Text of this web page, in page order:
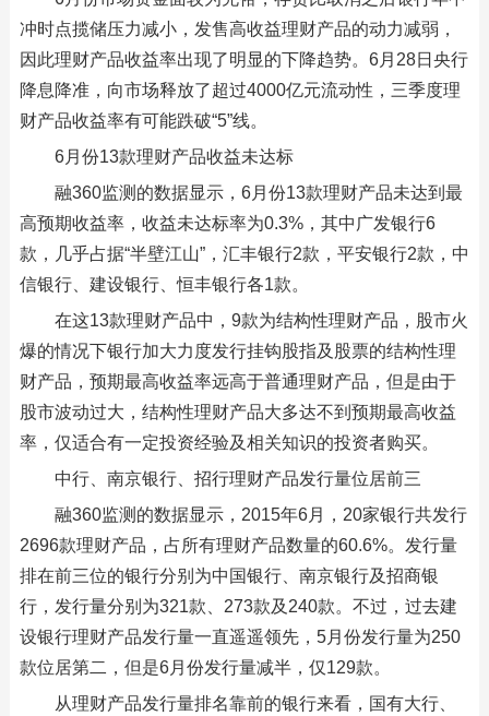
冲时点揽储压力减小，发售高收益理财产品的动力减弱，
因此理财产品收益率出现了明显的下降趋势。6月28日央行
降息降准，向市场释放了超过4000亿元流动性，三季度理
财产品收益率有可能跌破“5”线。
6月份13款理财产品收益未达标
融360监测的数据显示，6月份13款理财产品未达到最
高预期收益率，收益未达标率为0.3%，其中广发银行6
款，几乎占据“半壁江山”，汇丰银行2款，平安银行2款，中
信银行、建设银行、恒丰银行各1款。
在这13款理财产品中，9款为结构性理财产品，股市火
爆的情况下银行加大力度发行挂钩股指及股票的结构性理
财产品，预期最高收益率远高于普通理财产品，但是由于
股市波动过大，结构性理财产品大多达不到预期最高收益
率，仅适合有一定投资经验及相关知识的投资者购买。
中行、南京银行、招行理财产品发行量位居前三
融360监测的数据显示，2015年6月，20家银行共发行
2696款理财产品，占所有理财产品数量的60.6%。发行量
排在前三位的银行分别为中国银行、南京银行及招商银
行，发行量分别为321款、273款及240款。不过，过去建
设银行理财产品发行量一直遥遥领先，5月份发行量为250
款位居第二，但是6月份发行量减半，仅129款。
从理财产品发行量排名靠前的银行来看，国有大行、